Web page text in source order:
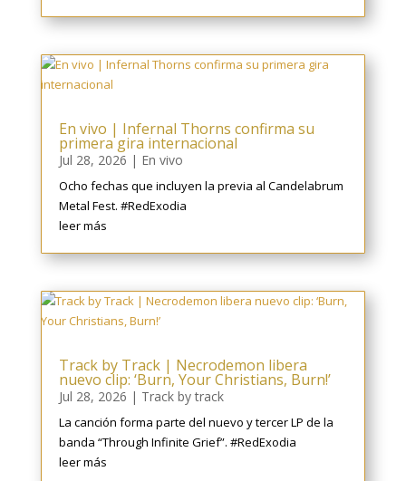
En vivo | Infernal Thorns confirma su
primera gira internacional
Jul 28, 2026 | En vivo
Ocho fechas que incluyen la previa al Candelabrum
Metal Fest. #RedExodia
leer más
Track by Track | Necrodemon libera
nuevo clip: ‘Burn, Your Christians, Burn!’
Jul 28, 2026 | Track by track
La canción forma parte del nuevo y tercer LP de la
banda “Through Infinite Grief”. #RedExodia
leer más